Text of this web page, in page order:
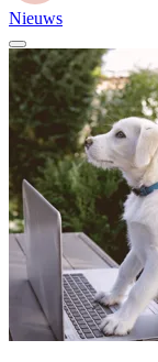
Nieuws